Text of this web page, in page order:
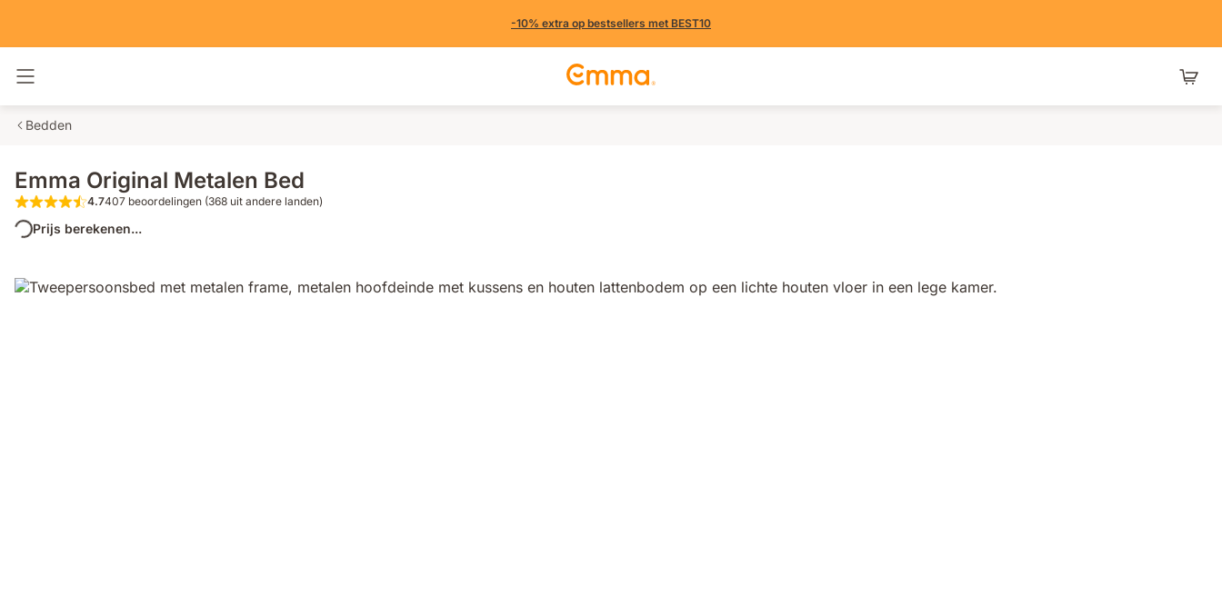
-10% extra op bestsellers met BEST10
Bedden
Emma Original Metalen Bed
4.7 van de 5 sterren 407 beoordelingen (368 uit andere landen)
4.7407 beoordelingen (368 uit andere landen)
Prijs berekenen...